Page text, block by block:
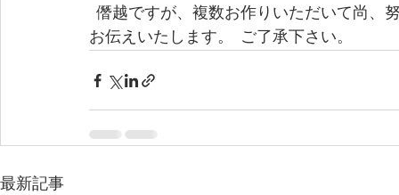
お伝えいたします。  ご了承下さい。
最新記事